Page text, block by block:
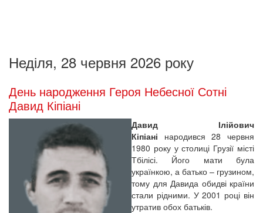
Неділя, 28 червня 2026 року
День народження Героя Небесної Сотні
Давид Кіпіані
Давид Ілійович
Кіпіані народився 28 червня
1980 року у столиці Грузії місті
Тбілісі. Його мати була
українкою, а батько – грузином,
тому для Давида обидві країни
стали рідними. У 2001 році він
утратив обох батьків.